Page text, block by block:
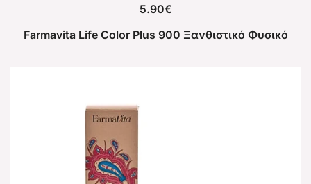
5.90€
Farmavita Life Color Plus 900 Ξανθιστικό Φυσικό